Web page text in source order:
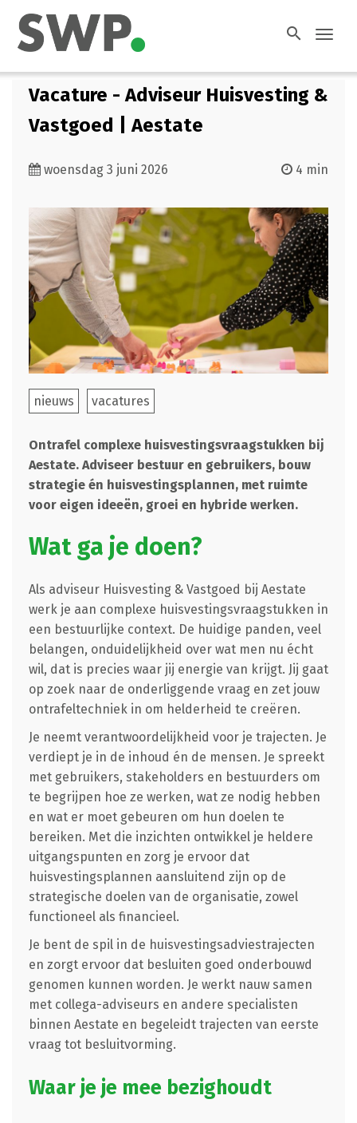
search
Vacature - Adviseur Huisvesting &
Vastgoed | Aestate
woensdag 3 juni 2026 4 min
nieuws vacatures
Ontrafel complexe huisvestingsvraagstukken bij
Aestate. Adviseer bestuur en gebruikers, bouw
strategie én huisvestingsplannen, met ruimte
voor eigen ideeën, groei en hybride werken.
Wat ga je doen?
Als adviseur Huisvesting & Vastgoed bij Aestate
werk je aan complexe huisvestingsvraagstukken in
een bestuurlijke context. De huidige panden, veel
belangen, onduidelijkheid over wat men nu écht
wil, dat is precies waar jij energie van krijgt. Jij gaat
op zoek naar de onderliggende vraag en zet jouw
ontrafeltechniek in om helderheid te creëren.
Je neemt verantwoordelijkheid voor je trajecten. Je
verdiept je in de inhoud én de mensen. Je spreekt
met gebruikers, stakeholders en bestuurders om
te begrijpen hoe ze werken, wat ze nodig hebben
en wat er moet gebeuren om hun doelen te
bereiken. Met die inzichten ontwikkel je heldere
uitgangspunten en zorg je ervoor dat
huisvestingsplannen aansluitend zijn op de
strategische doelen van de organisatie, zowel
functioneel als financieel.
Je bent de spil in de huisvestingsadviestrajecten
en zorgt ervoor dat besluiten goed onderbouwd
genomen kunnen worden. Je werkt nauw samen
met collega-adviseurs en andere specialisten
binnen Aestate en begeleidt trajecten van eerste
vraag tot besluitvorming.
Waar je je mee bezighoudt